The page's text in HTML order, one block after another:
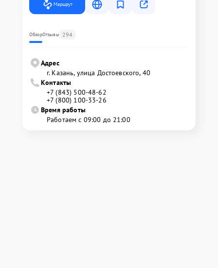
Маршрут
ОбзорОтзывы 294
Адрес
г. Казань, улица Достоевского, 40
Контакты
+7 (843) 500-48-62
+7 (800) 100-33-26
Время работы
Работаем с 09:00 до 21:00